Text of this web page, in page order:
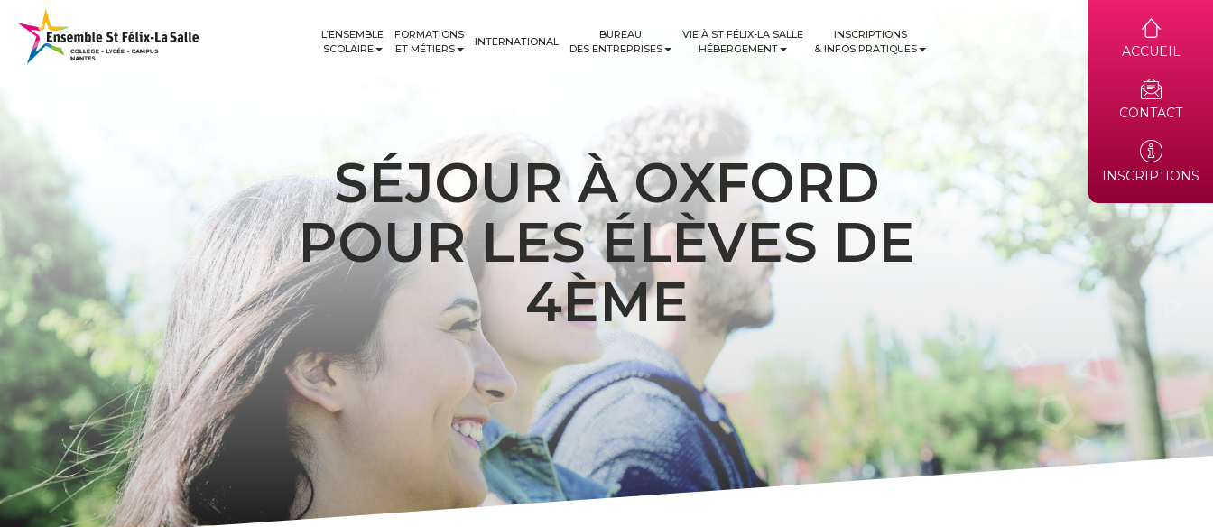
L’ENSEMBLE
SCOLAIRE
FORMATIONS
ET MÉTIERS
INTERNATIONAL
BUREAU
DES ENTREPRISES
VIE À ST FÉLIX-LA SALLE
HÉBERGEMENT
INSCRIPTIONS
& INFOS PRATIQUES
ACCUEIL
CONTACT
INSCRIPTIONS
SÉJOUR À OXFORD
POUR LES ÉLÈVES DE
4ÈME